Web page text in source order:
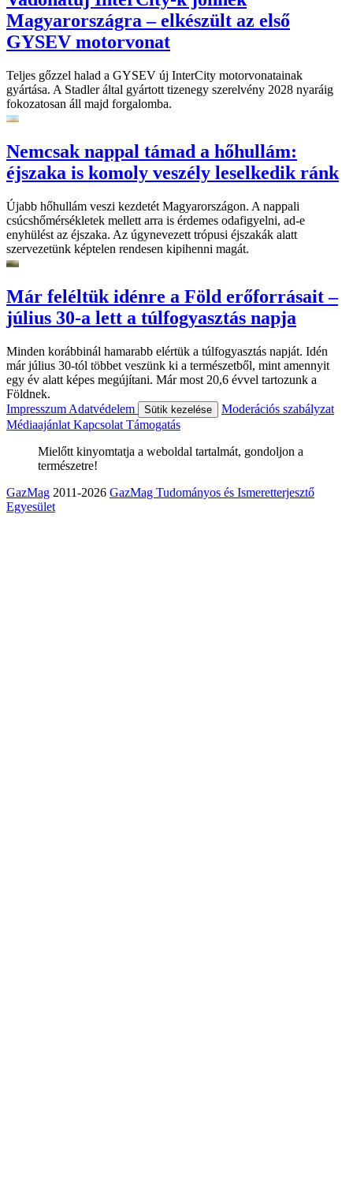
Magyarországra – elkészült az első
GYSEV motorvonat
Teljes gőzzel halad a GYSEV új InterCity motorvonatainak
gyártása. A Stadler által gyártott tizenegy szerelvény 2028 nyaráig
fokozatosan áll majd forgalomba.
Nemcsak nappal támad a hőhullám:
éjszaka is komoly veszély leselkedik ránk
Újabb hőhullám veszi kezdetét Magyarországon. A nappali
csúcshőmérsékletek mellett arra is érdemes odafigyelni, ad-e
enyhülést az éjszaka. Az úgynevezett trópusi éjszakák alatt
szervezetünk képtelen rendesen kipihenni magát.
Már feléltük idénre a Föld erőforrásait –
július 30-a lett a túlfogyasztás napja
Minden korábbinál hamarabb elértük a túlfogyasztás napját. Idén
már július 30-tól többet veszünk ki a természetből, mint amennyit
egy év alatt képes megújítani. Már most 20,6 évvel tartozunk a
Földnek.
Impresszum Adatvédelem Sütik kezelése
Moderációs szabályzat
Médiaajánlat Kapcsolat Támogatás
Mielőtt kinyomtatja a weboldal tartalmát, gondoljon a
természetre!
GazMag 2011-2026 GazMag Tudományos és Ismeretterjesztő
Egyesület